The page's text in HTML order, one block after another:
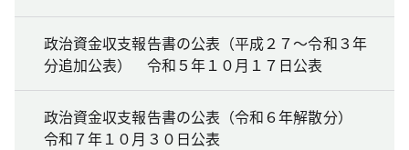
政治資金収支報告書の公表（平成２７～令和３年
分追加公表） 令和５年１０月１７日公表
政治資金収支報告書の公表（令和６年解散分）
令和７年１０月３０日公表